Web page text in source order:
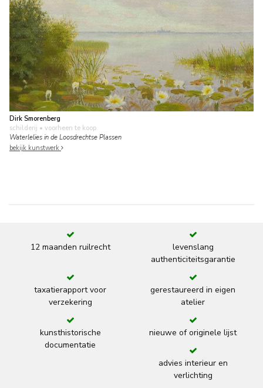
Dirk Smorenberg
schilderij • voorheen te koop
Waterlelies in de Loosdrechtse Plassen
bekijk kunstwerk
12 maanden ruilrecht
levenslang
authenticiteitsgarantie
taxatierapport voor
verzekering
gerestaureerd in eigen
atelier
kunsthistorische
documentatie
nieuwe of originele lijst
advies interieur en
verlichting